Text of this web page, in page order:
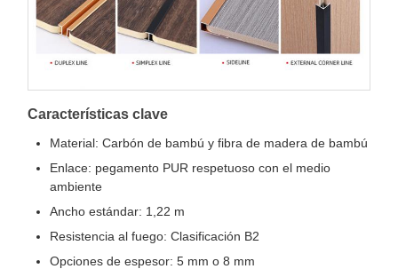
Características clave
Material: Carbón de bambú y fibra de madera de bambú
Enlace: pegamento PUR respetuoso con el medio
ambiente
Ancho estándar: 1,22 m
Resistencia al fuego: Clasificación B2
Opciones de espesor: 5 mm o 8 mm